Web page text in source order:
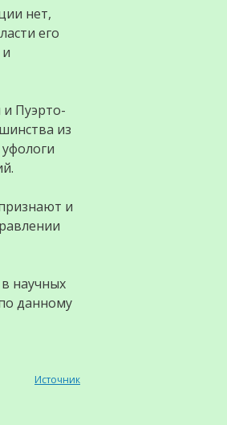
нет,
его
Пуэрто-
из
и
научных
данному
Источник